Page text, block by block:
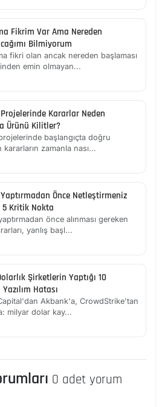
Fikrim Var Ama Nereden
Bilmiyorum
fikri olan ancak nereden başlaması
emin olmayan...
Projelerinde Kararlar Neden
Ürünü Kilitler?
projelerinde başlangıçta doğru
zamanla nası...
Yaptırmadan Önce Netleştirmeniz
5 Kritik Nokta
önce alınması gereken
yanlış başl...
Şirketlerin Yaptığı 10
Hatası
Akbank'a, CrowdStrike'tan
milyar dolar kay...
0 adet yorum